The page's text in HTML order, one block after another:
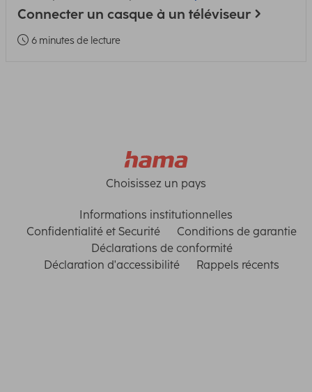
Connecter un casque à un téléviseur
6 minutes de lecture
Choisissez un pays
Informations institutionnelles
Confidentialité et Securité
Conditions de garantie
Déclarations de conformité
Déclaration d'accessibilité
Rappels récents